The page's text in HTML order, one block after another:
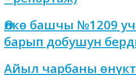
Өлкө башчы №1209
барып добушун
Айыл чарбаны